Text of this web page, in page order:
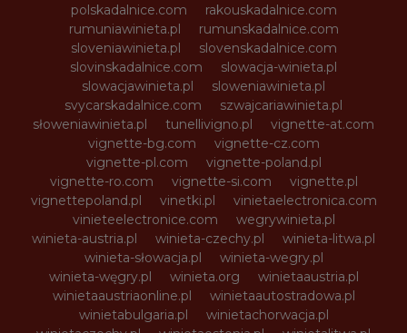
polskadalnice.com
rakouskadalnice.com
rumuniawinieta.pl
rumunskadalnice.com
sloveniawinieta.pl
slovenskadalnice.com
slovinskadalnice.com
slowacja-winieta.pl
slowacjawinieta.pl
sloweniawinieta.pl
svycarskadalnice.com
szwajcariawinieta.pl
słoweniawinieta.pl
tunellivigno.pl
vignette-at.com
vignette-bg.com
vignette-cz.com
vignette-pl.com
vignette-poland.pl
vignette-ro.com
vignette-si.com
vignette.pl
vignettepoland.pl
vinetki.pl
vinietaelectronica.com
vinieteelectronice.com
wegrywinieta.pl
winieta-austria.pl
winieta-czechy.pl
winieta-litwa.pl
winieta-słowacja.pl
winieta-wegry.pl
winieta-węgry.pl
winieta.org
winietaaustria.pl
winietaaustriaonline.pl
winietaautostradowa.pl
winietabulgaria.pl
winietachorwacja.pl